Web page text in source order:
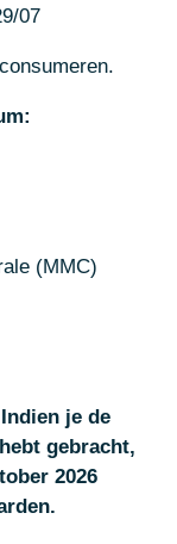
07
(MMC)
je de
gebracht,
2026